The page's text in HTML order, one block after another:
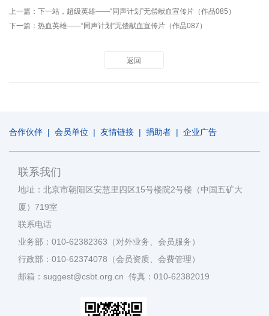
上一篇： 下一站，超级英雄——“同声计划”无偿献血宣传片（作品085）
下一篇： 热血英雄——“同声计划”无偿献血宣传片（作品087）
返回
合作伙伴 | 会员单位 | 友情链接 | 捐助者 | 企业广告
联系我们
地址：北京市朝阳区安慧里四区15号楼院2号楼（中国五矿大
厦）719室
联系电话
业务部：010-62382363（对外业务、会员服务）
行政部：010-62374078（会员资质、会费管理）
邮箱：suggest@csbt.org.cn 传真：010-62382019